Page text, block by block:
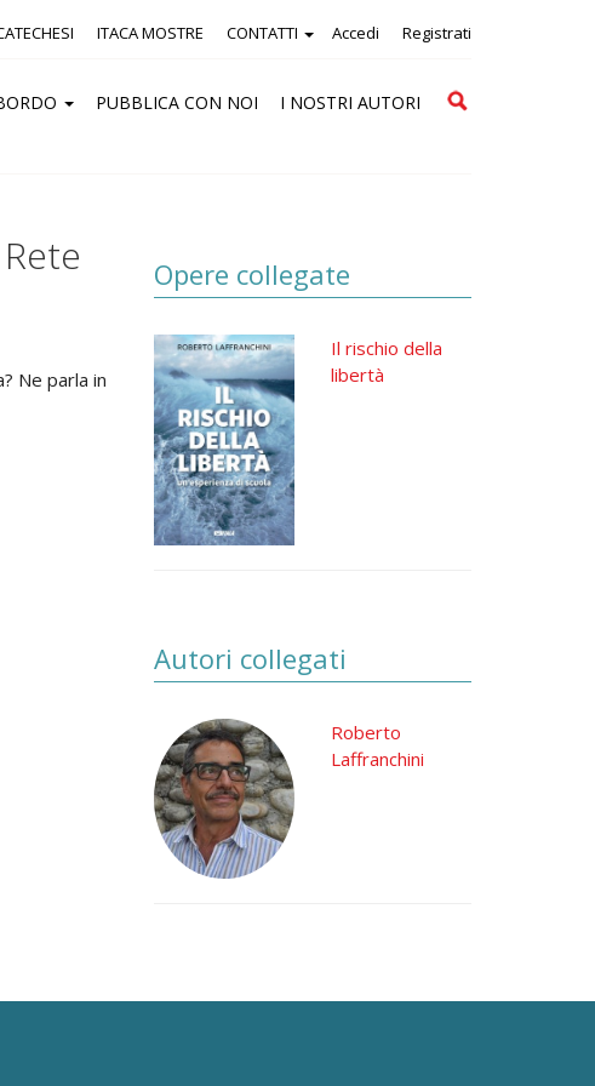
Accedi Registrati
ITACA MOSTRE CONTATTI
PUBBLICA CON NOI I NOSTRI AUTORI
Cerca
Ne parla in
Opere collegate
Il rischio della
libertà
Autori collegati
Roberto
Laffranchini